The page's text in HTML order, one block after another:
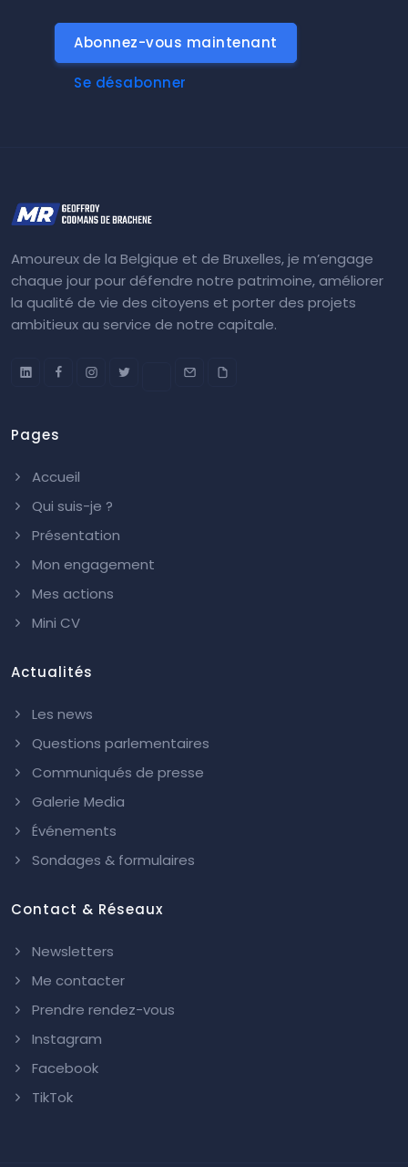
Abonnez-vous maintenant
Se désabonner
Amoureux de la Belgique et de Bruxelles, je m’engage
chaque jour pour défendre notre patrimoine, améliorer
la qualité de vie des citoyens et porter des projets
ambitieux au service de notre capitale.
Pages
Accueil
Qui suis-je ?
Présentation
Mon engagement
Mes actions
Mini CV
Actualités
Les news
Questions parlementaires
Communiqués de presse
Galerie Media
Événements
Sondages & formulaires
Contact & Réseaux
Newsletters
Me contacter
Prendre rendez-vous
Instagram
Facebook
TikTok